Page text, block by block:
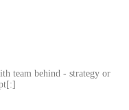
team behind - strategy or